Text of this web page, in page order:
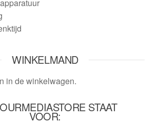
WINKELMAND
in de winkelwagen.
STAAT
VOOR: